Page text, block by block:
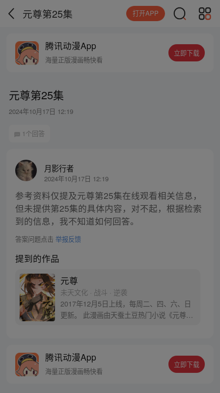
元尊第25集 打开APP
腾讯动漫App
海量正版漫画畅快看
立即下载
元尊第25集
2024年10月17日 12:19
1个回答
月影行者
2024年10月17日 12:19
参考资料仅提及元尊第25集在线观看相关信息，
但未提供第25集的具体内容，对不起，根据检索
到的信息，我不知道如何回答。
答案问题点击 举报反馈
提到的作品
元尊
未天文化 · 战斗 · 逆袭
2017年12月5日上线，每周二、四、六、日
更新。 此漫画由天蚕土豆热门小说《元尊》
腾讯动漫App
海量正版漫画畅快看
立即下载